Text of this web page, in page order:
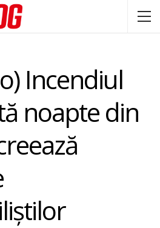
Incendiul
noapte din